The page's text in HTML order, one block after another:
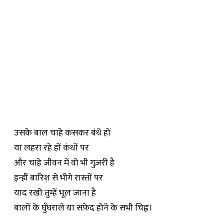
उसके बाल चाहे कसकर बंधे हों
या लहरा रहे हों कंधों पर
और चाहे जीवन में वो भी गुज़री है
इन्हीं बारिश से भीगे रास्तों पर
याद रखो तुम्हें भूल जाना है
बालों के घुँघराले या सफ़ेद होने के सभी चिह्न।